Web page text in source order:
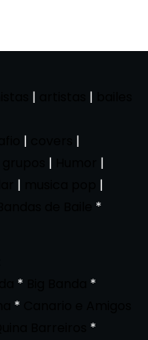
| |
|
|
|
|
|
|
*
*
*
*
*